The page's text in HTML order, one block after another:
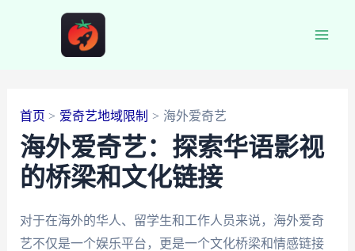
首页 爱奇艺地域限制 海外爱奇艺
海外爱奇艺：探索华语影视
的桥梁和文化链接
对于在海外的华人、留学生和工作人员来说，海外爱奇
艺不仅是一个娱乐平台，更是一个文化桥梁和情感链接